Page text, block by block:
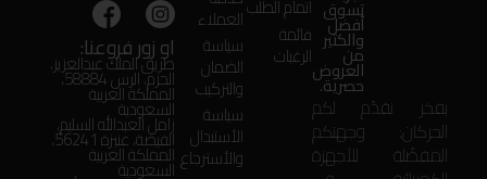
تسوق
أفضل
والكثير
من
العروض
حصرية.
بفخر نقدّم لكم
الحركان: وجهتكم
المفضّلة للأجهزة
اتمام الطلب
قائمة
الرغبات
العملاء
سياسة
الضمان
والتركيب
سياسة
الأستبدال
والأسترجاع
او زور فروعنا:
طريق الملك عبدالعزيز،
الحزم، الرس 58884،
المملكة العربية
السعودية
زامل العبدالله السليم،
الفيضة، عنيزة 56241،
المملكة العربية
السعودية